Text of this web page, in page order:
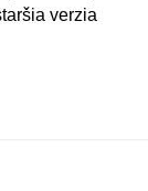
verzia